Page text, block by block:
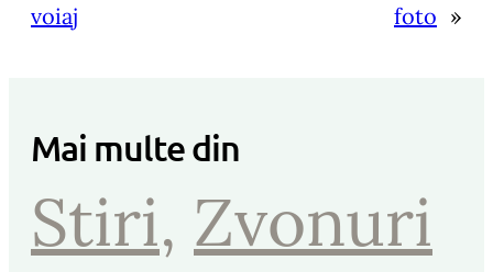
voiaj
foto »
Mai multe din
Stiri, Zvonuri